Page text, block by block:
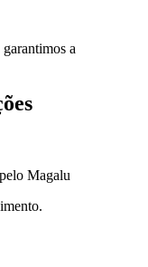
a
Magalu